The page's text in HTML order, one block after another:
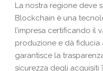
La nostra regione deve
Blockchain è una
l’impresa certificando il
produzione e dà
garantisce la
sicurezza degli acquisiti